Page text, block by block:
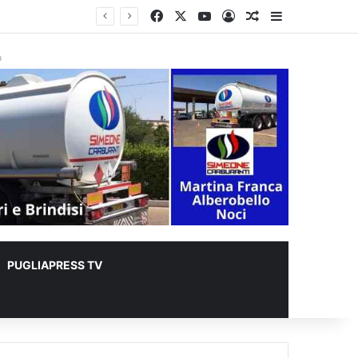
animali FacebookYou TubeAccediUn articolo a
PUGLIAPRESS TV